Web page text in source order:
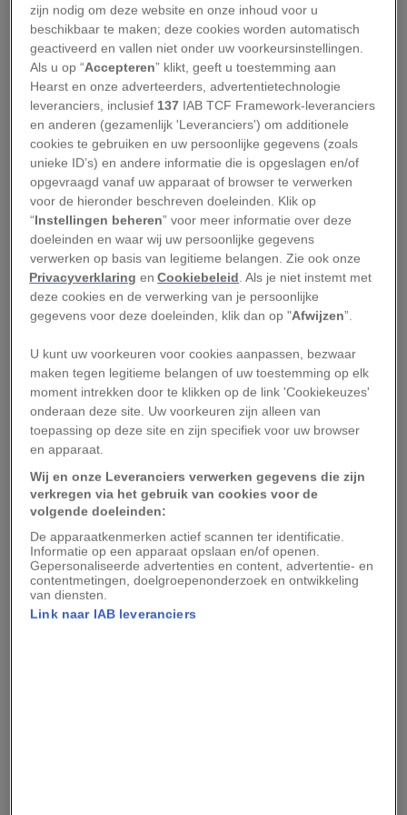
geschiedenisboeken in als eerste mens in de
ruimte, maar de echte eer gaat naar Albert II,
een resusaap die in 1949 als eerste zoogdier de
ruimte in werd geschoten.
Leestip: Briljant of krankzinnig? Een
ruimtespiegel die zonlicht weerkaatst naar de
aarde
Zijn voorganger, Albert I, werd in 1948 de
hoofdpersoon van een eerste poging, maar
overleed al voor de lancering. Albert II wist een
jaar later wel de ruimte te bereiken, maar
parachutestoring neerstortte. Albert III overleed
door een explosie van de raket al op ruim tien
kilometer hoogte en ook Albert IV en Albert V
overleefden hun ruimtereis niet vanwege een
kapotte parachute.
2. Laika (1957)
Verreweg de beroemdste dierlijke ruimtevaarder
is het Russische hondje Laika, dat op 3 november
1957 werd gelanceerd in Kazachstan. Ze was het
zijn nodig om deze website en onze inhoud voor u
beschikbaar te maken; deze cookies worden automatisch
geactiveerd en vallen niet onder uw voorkeursinstellingen.
Als u op “Accepteren” klikt, geeft u toestemming aan
Hearst en onze adverteerders, advertentietechnologie
leveranciers, inclusief 137 IAB TCF Framework-leveranciers
en anderen (gezamenlijk 'Leveranciers') om additionele
cookies te gebruiken en uw persoonlijke gegevens (zoals
unieke ID’s) en andere informatie die is opgeslagen en/of
opgevraagd vanaf uw apparaat of browser te verwerken
voor de hieronder beschreven doeleinden. Klik op
“Instellingen beheren” voor meer informatie over deze
doeleinden en waar wij uw persoonlijke gegevens
verwerken op basis van legitieme belangen. Zie ook onze
Privacyverklaring enCookiebeleid . Als je niet instemt met
deze cookies en de verwerking van je persoonlijke
gegevens voor deze doeleinden, klik dan op "Afwijzen”.
U kunt uw voorkeuren voor cookies aanpassen, bezwaar
maken tegen legitieme belangen of uw toestemming op elk
moment intrekken door te klikken op de link 'Cookiekeuzes'
onderaan deze site. Uw voorkeuren zijn alleen van
toepassing op deze site en zijn specifiek voor uw browser
en apparaat.
Wij en onze Leveranciers verwerken gegevens die zijn
verkregen via het gebruik van cookies voor de
volgende doeleinden:
De apparaatkenmerken actief scannen ter identificatie.
Informatie op een apparaat opslaan en/of openen.
Gepersonaliseerde advertenties en content, advertentie- en
contentmetingen, doelgroepenonderzoek en ontwikkeling
van diensten.
Link naar IAB leveranciers